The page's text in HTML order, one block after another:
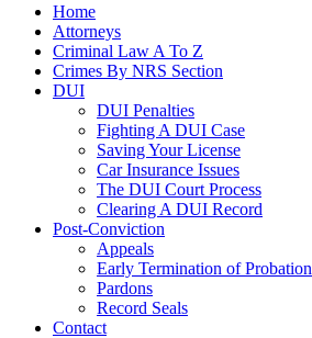
Home
Attorneys
Criminal Law A To Z
Crimes By NRS Section
DUI
DUI Penalties
Fighting A DUI Case
Saving Your License
Car Insurance Issues
The DUI Court Process
Clearing A DUI Record
Post-Conviction
Appeals
Early Termination of Probation
Pardons
Record Seals
Contact